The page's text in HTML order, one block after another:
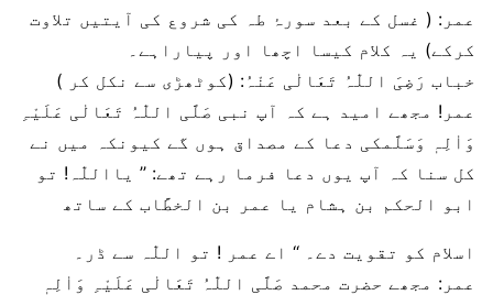
عمر: ( غسل کے بعد سورۂ طہ کی شروع کی آیتیں تلاوت
کرکے) یہ کلام کیسا اچھا اور پیاراہے۔
خباب رَضِیَ اللّٰہُ تَعَالٰی عَنْہُ: (کوٹھڑی سے نکل کر )
عمر! مجھے امید ہے کہ آپ نبی صَلَّی اللّٰہُ تَعَالٰی عَلَیْہِ
وَاٰلِہٖ وَسَلَّمکی دعا کے مصداق ہوں گے کیونکہ میں نے
کل سنا کہ آپ یوں دعا فرما رہے تھے: ’’ یااللّٰہ! تو
ابو الحکم بن ہشام یا عمر بن الخطَّاب کے ساتھ
اسلام کو تقویت دے۔ ‘‘ اے عمر ! تو اللّٰہ سے ڈر۔
عمر: مجھے حضرت محمد صَلَّی اللّٰہُ تَعَالٰی عَلَیْہِ وَاٰلِہٖ